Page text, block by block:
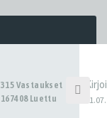
315 Vastaukset
167408 Luettu